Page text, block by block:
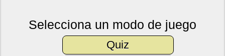
Selecciona un modo de juego
Quiz